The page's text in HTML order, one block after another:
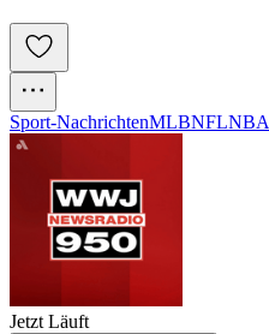
Sport-NachrichtenMLBNFLNBA
Jetzt Läuft